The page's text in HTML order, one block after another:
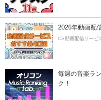
2026年動画配
CS動画配信サービ
毎週の音楽ラ
ク！